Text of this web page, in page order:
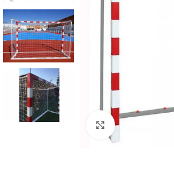
Clic para